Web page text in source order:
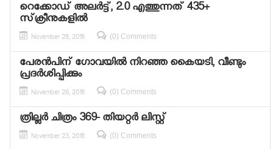
റെക്കോഡ് അലര്‍ട്ട്, 2.0 എത്തുന്നത് 435+
സ്‌ക്രീനുകളില്‍
November 28, 2018 (0) Comments
പേരന്‍പിന് ഗോവയില്‍ നിറഞ്ഞ കൈയടി, വീണ്ടും
പ്രദര്‍ശിപ്പിക്കും
November 26, 2018 (0) Comments
ത്രില്ലര്‍ ചിത്രം 369- തിയറ്റര്‍ ലിസ്റ്റ്
November 23, 2018 (0) Comments